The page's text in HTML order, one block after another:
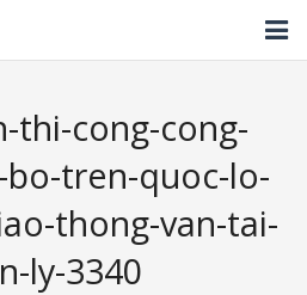
thi-cong-cong-
tren-quoc-lo-
thong-van-tai-
ly-3340